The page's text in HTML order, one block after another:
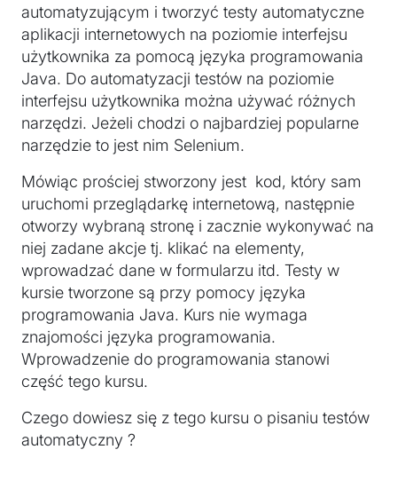
automatyzującym i tworzyć testy automatyczne
aplikacji internetowych na poziomie interfejsu
użytkownika za pomocą języka programowania
Java. Do automatyzacji testów na poziomie
interfejsu użytkownika można używać różnych
narzędzi. Jeżeli chodzi o najbardziej popularne
narzędzie to jest nim Selenium.
Mówiąc prościej stworzony jest kod, który sam
uruchomi przeglądarkę internetową, następnie
otworzy wybraną stronę i zacznie wykonywać na
niej zadane akcje tj. klikać na elementy,
wprowadzać dane w formularzu itd. Testy w
kursie tworzone są przy pomocy języka
programowania Java. Kurs nie wymaga
znajomości języka programowania.
Wprowadzenie do programowania stanowi
część tego kursu.
Czego dowiesz się z tego kursu o pisaniu testów
automatyczny ?